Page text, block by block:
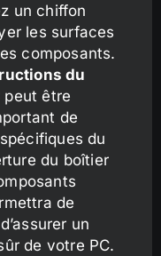
un chiffon
les surfaces
composants.
du
peut être
de
du
du boîtier
de
un
de votre PC.